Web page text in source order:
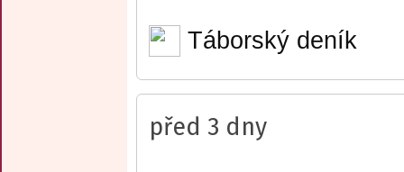
Táborský deník
před 3 dny